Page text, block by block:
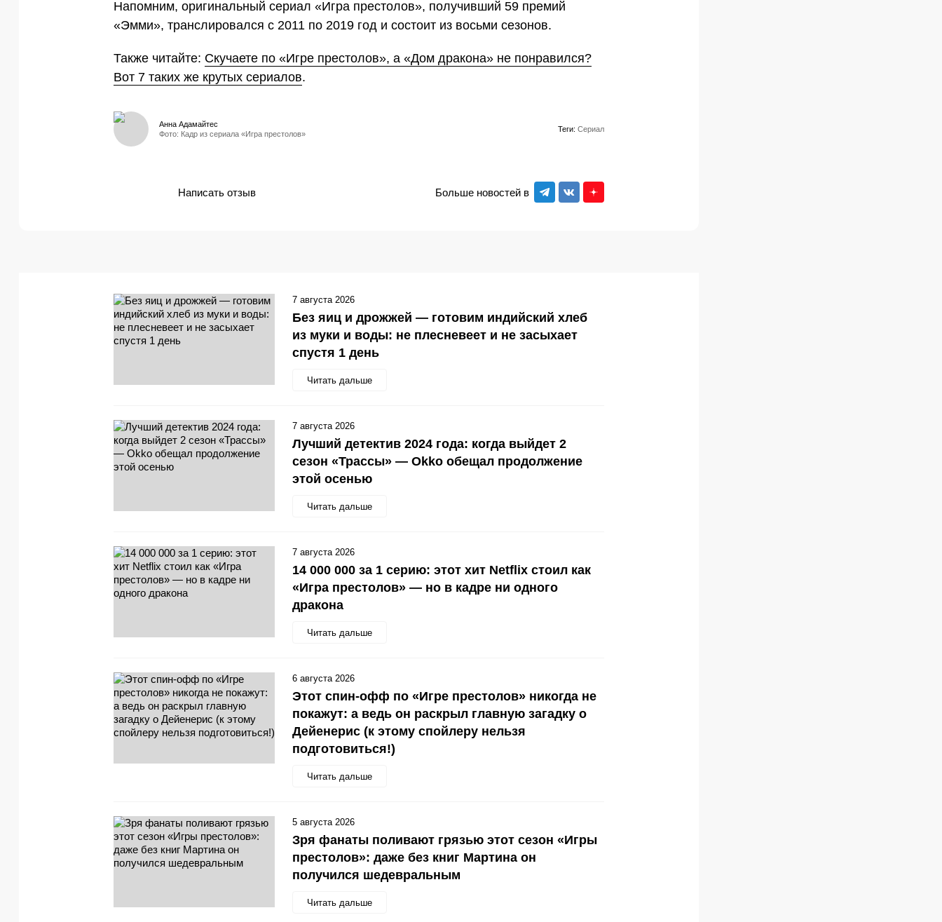
Напомним, оригинальный сериал «Игра престолов», получивший 59 премий
«Эмми», транслировался с 2011 по 2019 год и состоит из восьми сезонов.
Также читайте: Скучаете по «Игре престолов», а «Дом дракона» не понравился?
Вот 7 таких же крутых сериалов.
Фото: Кадр из сериала «Игра престолов»
Анна Адамайтес
Теги: Сериал
Больше новостей в
Написать отзыв
Без яиц и дрожжей — готовим индийский хлеб
из муки и воды: не плесневеет и не засыхает
спустя 1 день
Читать дальше
7 августа 2026
Лучший детектив 2024 года: когда выйдет 2
сезон «Трассы» — Okko обещал продолжение
этой осенью
Читать дальше
7 августа 2026
14 000 000 за 1 серию: этот хит Netflix стоил как
«Игра престолов» — но в кадре ни одного
дракона
Читать дальше
7 августа 2026
Этот спин-офф по «Игре престолов» никогда не
покажут: а ведь он раскрыл главную загадку о
Дейенерис (к этому спойлеру нельзя
подготовиться!)
Читать дальше
6 августа 2026
Зря фанаты поливают грязью этот сезон «Игры
престолов»: даже без книг Мартина он
получился шедевральным
Читать дальше
5 августа 2026